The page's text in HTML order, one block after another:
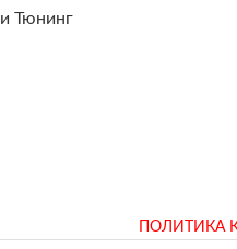
Тюнинг
ПОЛИТИКА